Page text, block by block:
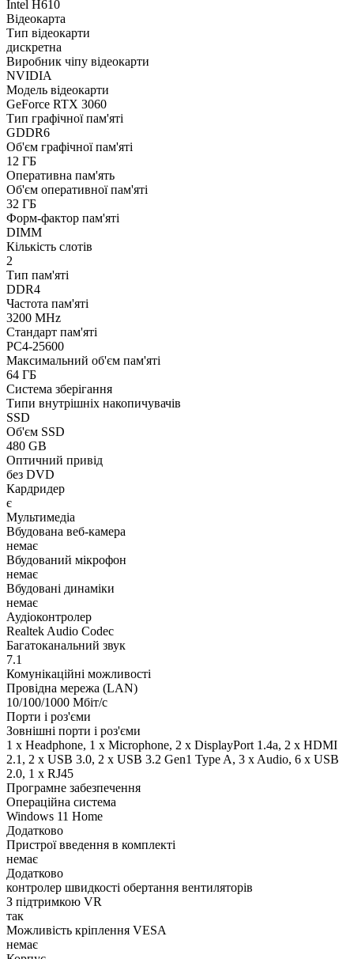
Intel H610
Відеокарта
Тип відеокарти
дискретна
Виробник чіпу відеокарти
NVIDIA
Модель відеокарти
GeForce RTX 3060
Тип графічної пам'яті
GDDR6
Об'єм графічної пам'яті
12 ГБ
Оперативна пам'ять
Об'єм оперативної пам'яті
32 ГБ
Форм-фактор пам'яті
DIMM
Кількість слотів
2
Тип пам'яті
DDR4
Частота пам'яті
3200 MHz
Стандарт пам'яті
PC4-25600
Максимальний об'єм пам'яті
64 ГБ
Система зберігання
Типи внутрішніх накопичувачів
SSD
Об'єм SSD
480 GB
Оптичний привід
без DVD
Кардридер
є
Мультимедіа
Вбудована веб-камера
немає
Вбудований мікрофон
немає
Вбудовані динаміки
немає
Аудіоконтролер
Realtek Audio Codec
Багатоканальний звук
7.1
Комунікаційні можливості
Провідна мережа (LAN)
10/100/1000 Мбіт/с
Порти і роз'єми
Зовнішні порти і роз'єми
1 x Нeadphone, 1 х Microphone, 2 x DisplayPort 1.4a, 2 x HDMI
2.1, 2 x USB 3.0, 2 x USB 3.2 Gen1 Type A, 3 x Audio, 6 x USB
2.0, 1 x RJ45
Програмне забезпечення
Операційна система
Windows 11 Home
Додатково
Пристрої введення в комплекті
немає
Додатково
контролер швидкості обертання вентиляторів
З підтримкою VR
так
Можливість кріплення VESA
немає